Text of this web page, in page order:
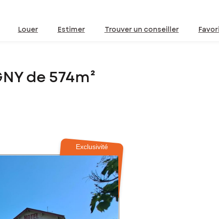
Louer Estimer Trouver un conseiller
de 574m²
Exclusivité